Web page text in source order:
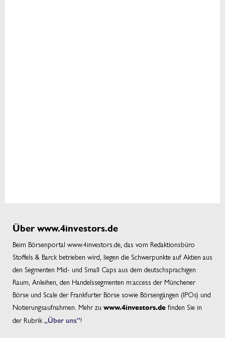
Über www.4investors.de
Beim Börsenportal www.4investors.de, das vom Redaktionsbüro
Stoffels & Barck betrieben wird, liegen die Schwerpunkte auf Aktien aus
den Segmenten Mid- und Small Caps aus dem deutschsprachigen
Raum, Anleihen, den Handelssegmenten m:access der Münchener
Börse und Scale der Frankfurter Börse sowie Börsengängen (IPOs) und
Notierungsaufnahmen. Mehr zu www.4investors.de finden Sie in
der Rubrik„Über uns”!